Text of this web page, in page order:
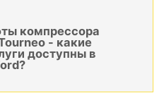
компрессора
- какие
доступны в